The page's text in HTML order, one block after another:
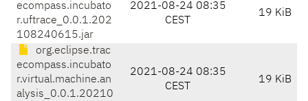
ecompass.incubato
r.uftrace_0.0.1.202
108240615.jar
2021-08-24 08:35
CEST
19 KiB
org.eclipse.trac
ecompass.incubato
r.virtual.machine.an
alysis_0.0.1.20210
2021-08-24 08:35
CEST
19 KiB